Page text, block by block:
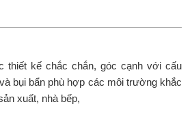
thiết kế chắc chắn, góc cạnh với cấu
bụi bẩn phù hợp các môi trường khắc
xuất, nhà bếp,